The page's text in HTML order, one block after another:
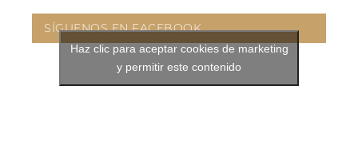
SÍGUENOS EN FACEBOOK
Haz clic para aceptar cookies de marketing
y permitir este contenido